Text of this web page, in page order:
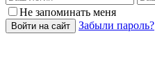
Не запоминать меня
Войти на сайт Забыли пароль?